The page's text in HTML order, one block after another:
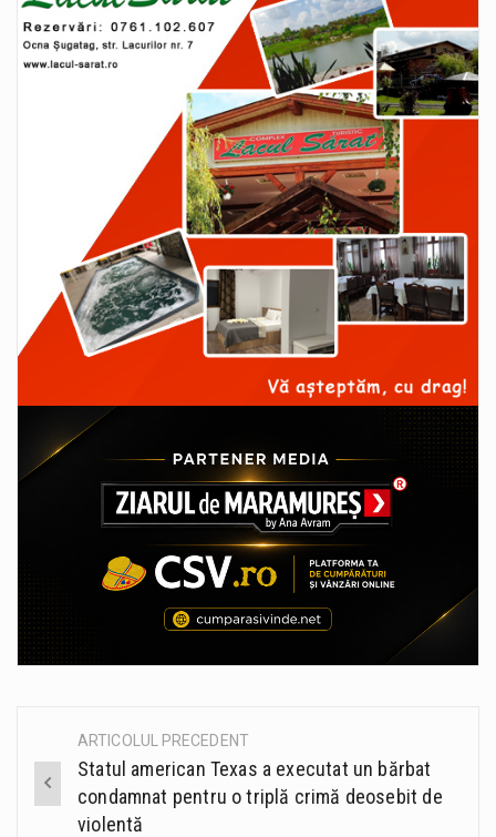
Post
navigation
ARTICOLUL PRECEDENT
Statul american Texas a executat un bărbat
condamnat pentru o triplă crimă deosebit de
violentă